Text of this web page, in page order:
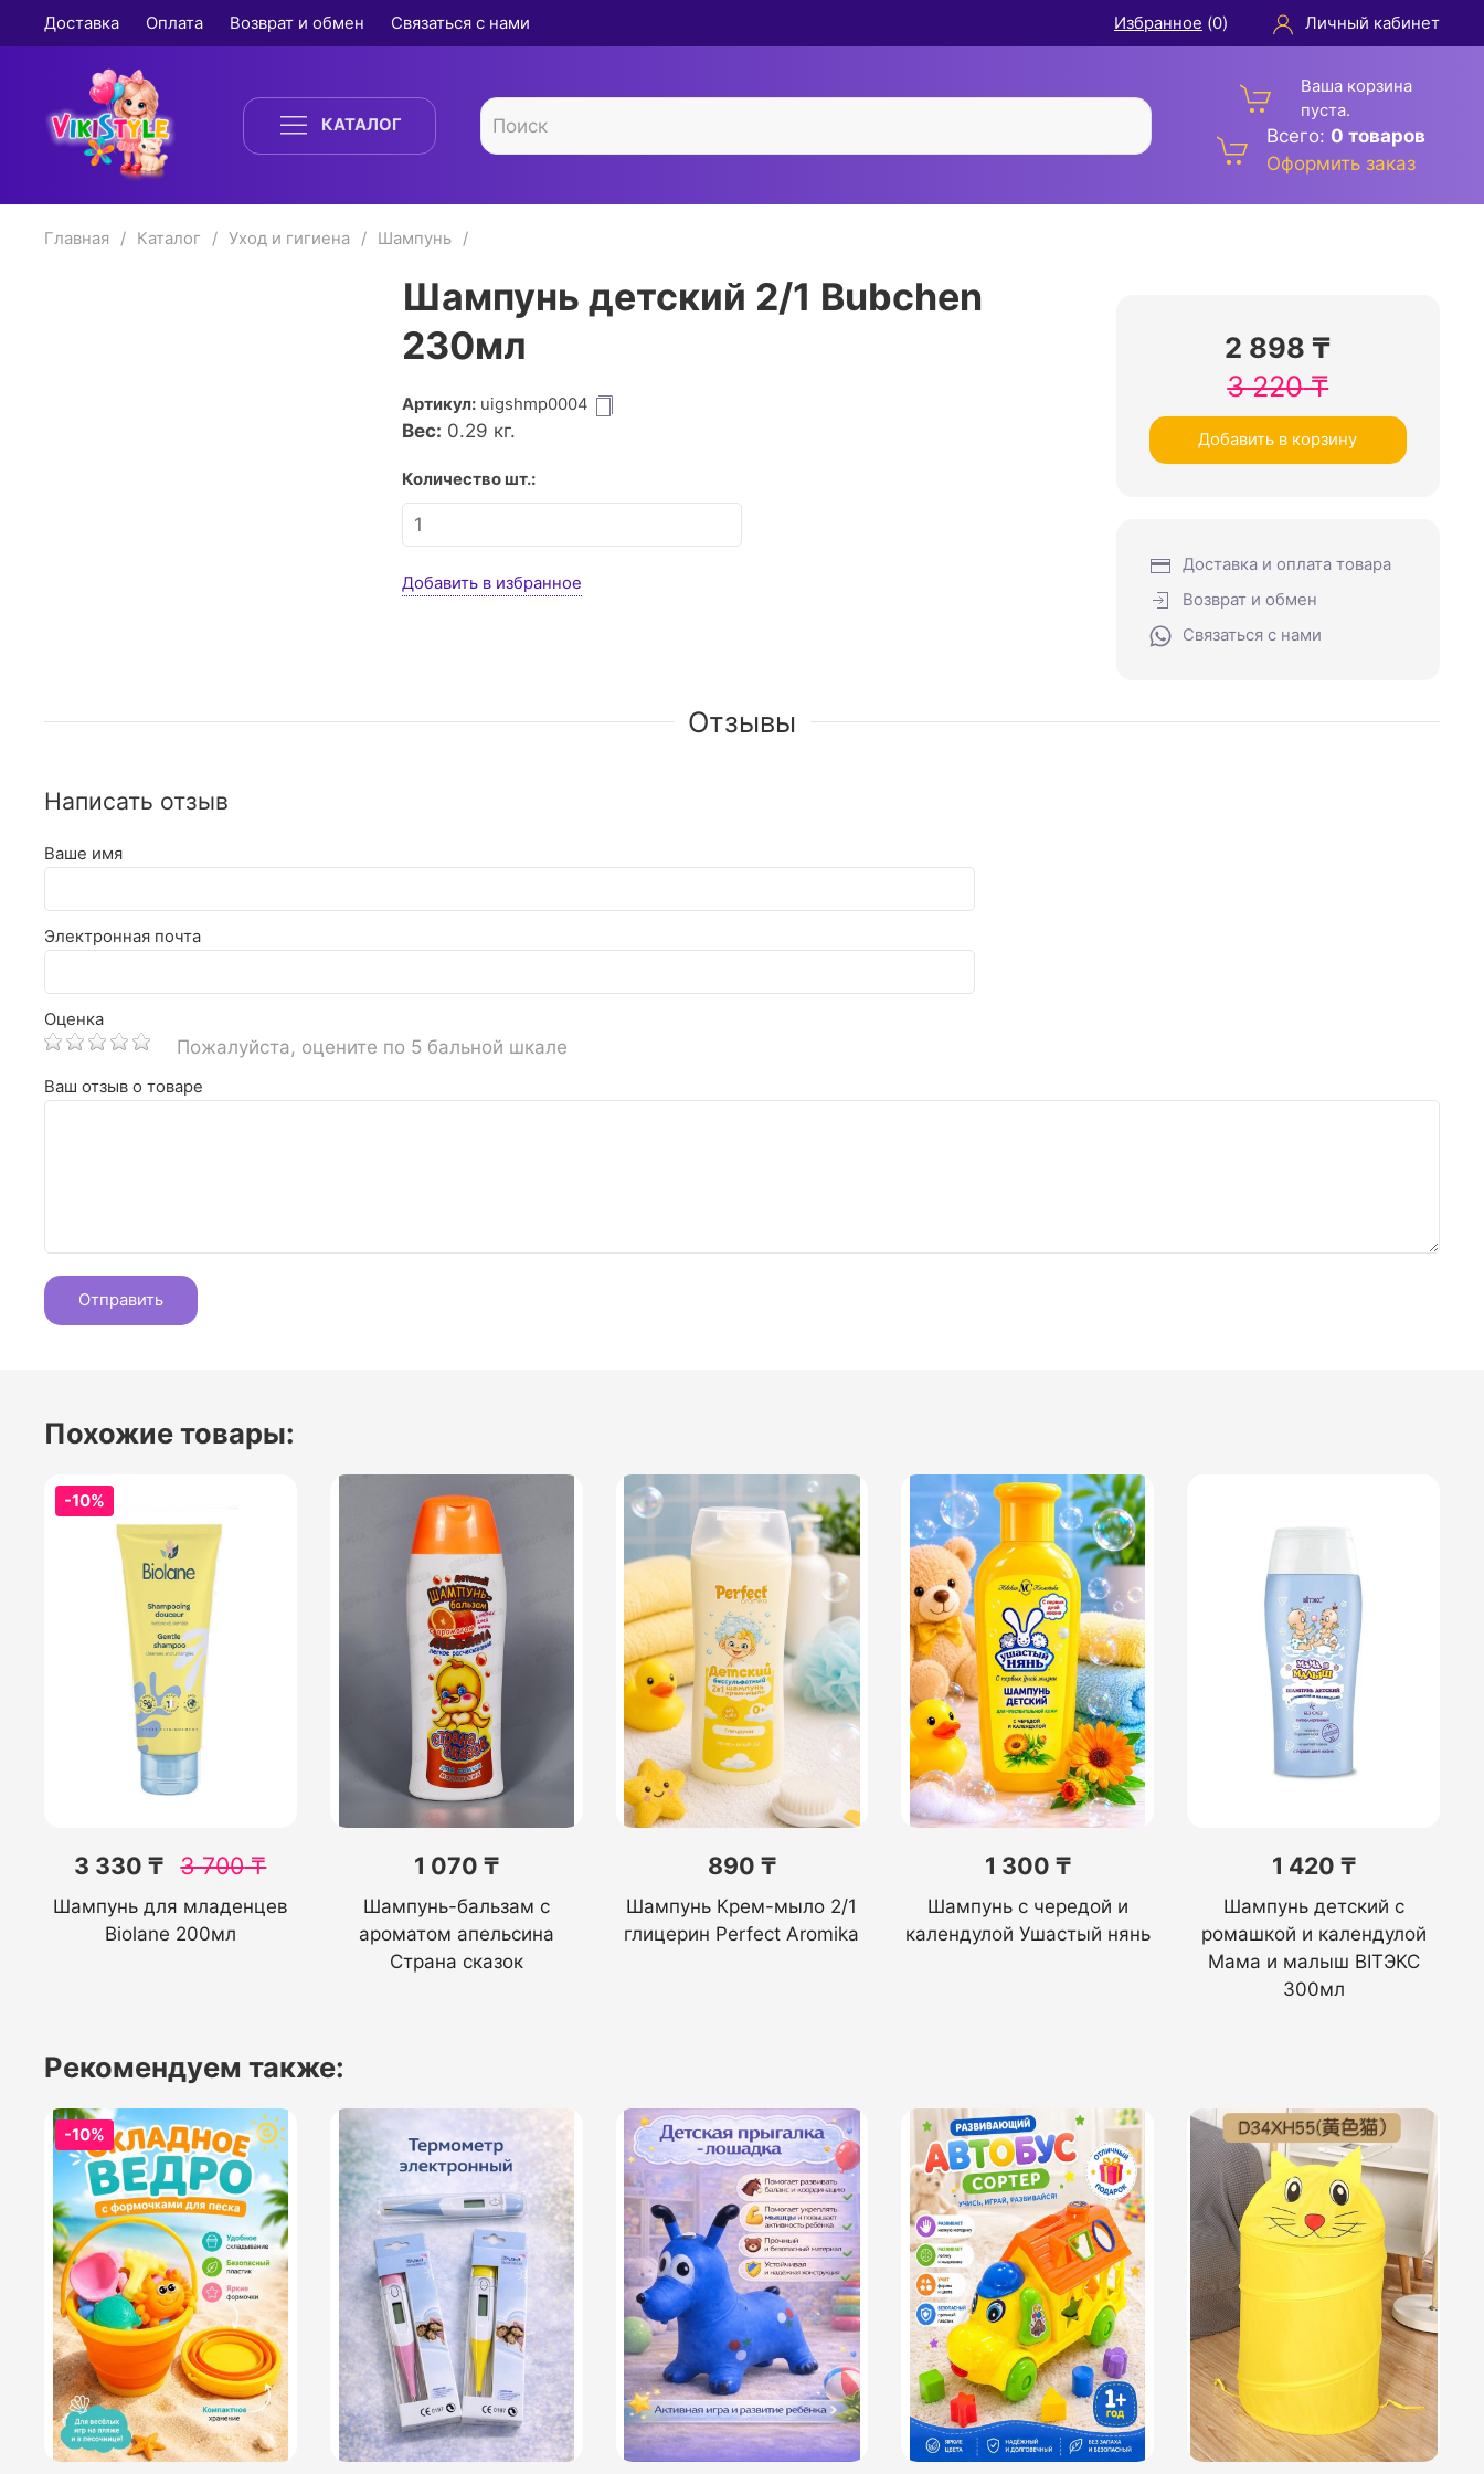
Доставка Оплата Возврат и обмен Связаться с нами Избранное (0) Личный кабинет
КАТАЛОГ
Ваша корзина
пуста.
Всего: 0 товаров
Оформить заказ
Главная Каталог Уход и гигиена Шампунь
Шампунь детский 2/1 Bubchen
230мл
Артикул: uigshmp0004
Вес: 0.29 кг.
Количество шт.:
Добавить в избранное
2 898 ₸
3 220₸
Добавить в корзину
Доставка и оплата товара
Возврат и обмен
Связаться с нами
Отзывы
Написать отзыв
Ваше имя
Электронная почта
Оценка
Пожалуйста, оцените по 5 бальной шкале
Ваш отзыв о товаре
Похожие товары:
-10%
3 330 ₸ 3 700₸
Шампунь для младенцев
Biolane 200мл
1 070 ₸
Шампунь-бальзам с
ароматом апельсина
Страна сказок
890 ₸
Шампунь Крем-мыло 2/1
глицерин Perfect Aromika
1 300 ₸
Шампунь с чередой и
календулой Ушастый нянь
1 420 ₸
Шампунь детский с
ромашкой и календулой
Мама и малыш BITЭКС
300мл
Рекомендуем также:
-10%